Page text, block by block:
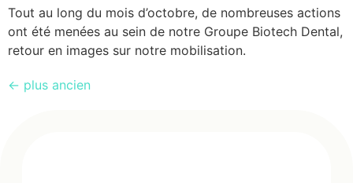
Tout au long du mois d’octobre, de nombreuses actions
ont été menées au sein de notre Groupe Biotech Dental,
retour en images sur notre mobilisation.
← plus ancien